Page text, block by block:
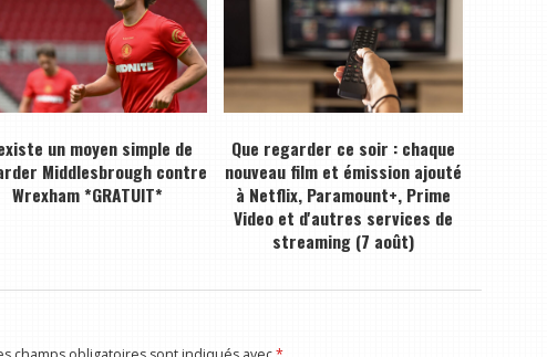
un moyen simple de
Middlesbrough contre
Wrexham *GRATUIT*
Que regarder ce soir : chaque
nouveau film et émission ajouté
à Netflix, Paramount+, Prime
Video et d'autres services de
streaming (7 août)